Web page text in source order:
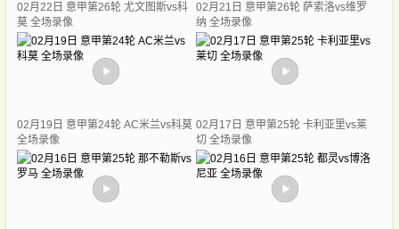
02月22日 意甲第26轮 尤文图斯vs科
莫 全场录像
02月21日 意甲第26轮 萨索洛vs维罗
纳 全场录像
02月19日 意甲第24轮 AC米兰vs科莫
全场录像
02月17日 意甲第25轮 卡利亚里vs莱
切 全场录像